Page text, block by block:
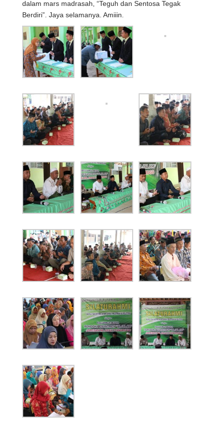
dalam mars madrasah, “Teguh dan Sentosa Tegak
Berdiri”. Jaya selamanya. Amiiin.